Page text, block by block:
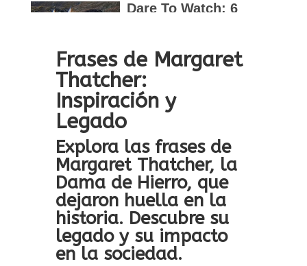
Frases de Margaret
Thatcher:
Inspiración y
Legado
Explora las frases de
Margaret Thatcher, la
Dama de Hierro, que
dejaron huella en la
historia. Descubre su
legado y su impacto
en la sociedad.